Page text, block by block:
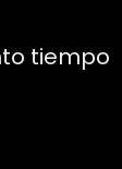
tiempo